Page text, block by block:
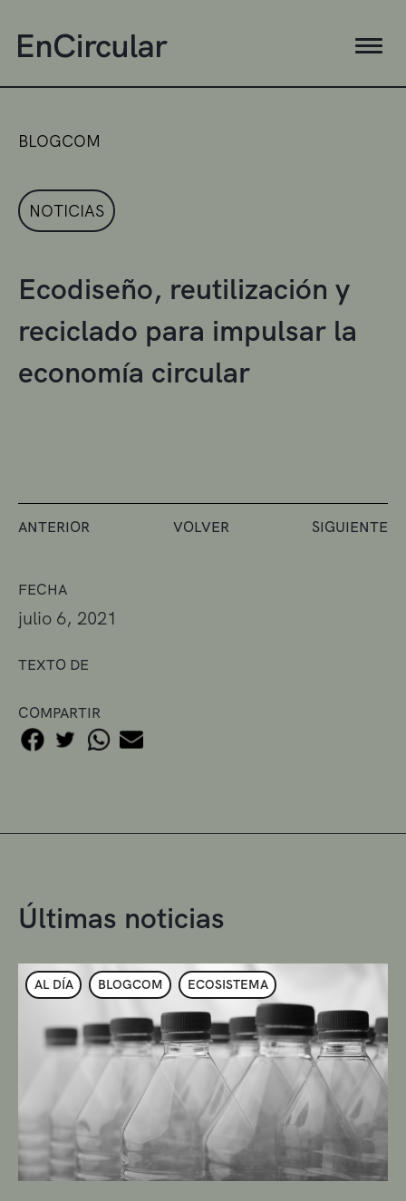
FECHA
julio 6, 2021
TEXTO DE
COMPARTIR
BLOGCOM
NOTICIAS
Ecodiseño, reutilización y
reciclado para impulsar la
economía circular
ANTERIOR VOLVER SIGUIENTE
Últimas noticias
AL DÍA BLOGCOM ECOSISTEMA